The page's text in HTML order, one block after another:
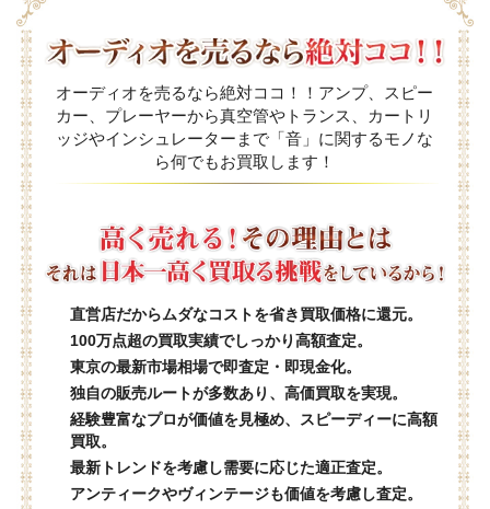
オーディオを売るなら絶対ココ！！アンプ、スピー
カー、プレーヤーから真空管やトランス、カートリ
ッジやインシュレーターまで「音」に関するモノな
ら何でもお買取します！
直営店だからムダなコストを省き買取価格に還元。
100万点超の買取実績でしっかり高額査定。
東京の最新市場相場で即査定・即現金化。
独自の販売ルートが多数あり、高価買取を実現。
経験豊富なプロが価値を見極め、スピーディーに高額
買取。
最新トレンドを考慮し需要に応じた適正査定。
アンティークやヴィンテージも価値を考慮し査定。